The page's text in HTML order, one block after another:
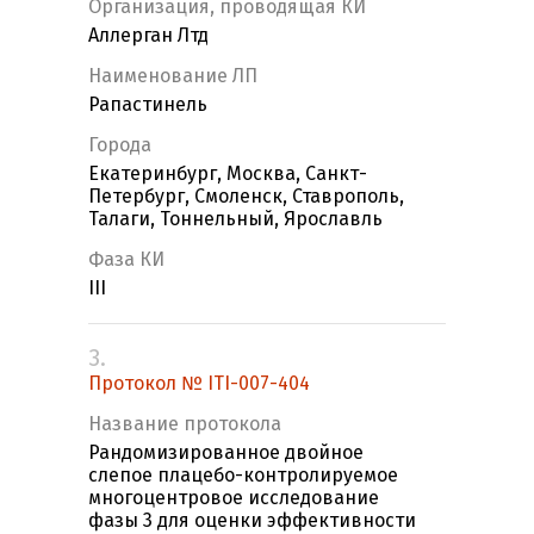
Организация, проводящая КИ
Аллерган Лтд
Наименование ЛП
Рапастинель
Города
Екатеринбург, Москва, Санкт-
Петербург, Смоленск, Ставрополь,
Талаги, Тоннельный, Ярославль
Фаза КИ
3.
Протокол № ITI-007-404
Название протокола
Рандомизированное двойное
слепое плацебо-контролируемое
многоцентровое исследование
фазы 3 для оценки эффективности